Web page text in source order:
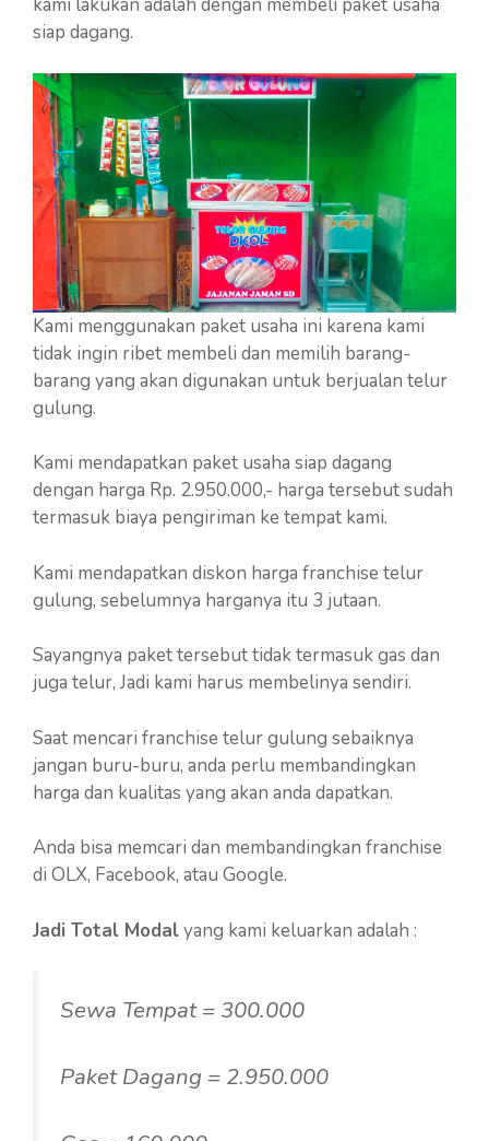
siap dagang.
Kami menggunakan paket usaha ini karena kami
tidak ingin ribet membeli dan memilih barang-
barang yang akan digunakan untuk berjualan telur
gulung.
Kami mendapatkan paket usaha siap dagang
dengan harga Rp. 2.950.000,- harga tersebut sudah
termasuk biaya pengiriman ke tempat kami.
Kami mendapatkan diskon harga franchise telur
gulung, sebelumnya harganya itu 3 jutaan.
Sayangnya paket tersebut tidak termasuk gas dan
juga telur, Jadi kami harus membelinya sendiri.
Saat mencari franchise telur gulung sebaiknya
jangan buru-buru, anda perlu membandingkan
harga dan kualitas yang akan anda dapatkan.
Anda bisa memcari dan membandingkan franchise
di OLX, Facebook, atau Google.
Jadi Total Modalyang kami keluarkan adalah :
Sewa Tempat = 300.000
Paket Dagang = 2.950.000